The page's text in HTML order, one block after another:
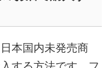
本国内未発売商